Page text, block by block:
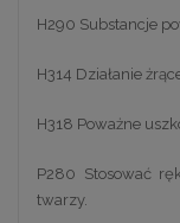
H290 Substancje
H314 Działanie
H318 Poważne
P280 Stosować
twarzy.